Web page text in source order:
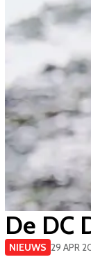
De DC
NIEUWS 29 APR